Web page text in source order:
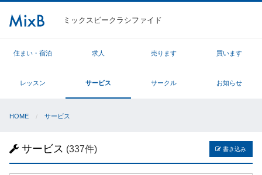
ミックスビークラシファイド
住まい・宿泊 求人 売ります 買います
レッスン サービス サークル お知らせ
HOME サービス
サービス (337件) 書き込み